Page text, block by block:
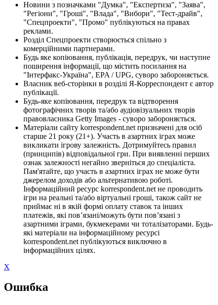
Новини з позначками "Думка", "Експертиза", "Заява",
"Регіони", "Гроші", "Влада", "Вибори", "Тест-драйв",
"Спецпроекти", "Промо" публікуються на правах
реклами.
Розділ Спецпроекти створюється спільно з
комерційними партнерами.
Будь яке копіювання, публікація, передрук, чи наступне
поширення інформації, що містить посилання на
"Інтерфакс-Україна", EPA / UPG, суворо забороняється.
Власник веб-сторінки в розділі Я-Корреспондент є автор
публікації.
Будь-яке копіювання, передрук та відтворення
фотографічних творів та/або аудіовізуальних творів
правовласника Getty Images - суворо забороняється.
Матеріали сайту korrespondent.net призначені для осіб
старше 21 року (21+). Участь в азартних іграх може
викликати ігрову залежність. Дотримуйтесь правил
(принципів) відповідальної гри. При виявленні перших
ознак залежності негайно зверніться до спеціаліста.
Пам'ятайте, що участь в азартних іграх не може бути
джерелом доходів або альтернативою роботі.
Інформаційний ресурс korrespondent.net не проводить
ігри на реальні та/або віртуальні гроші, також сайт не
приймає ні в якій формі оплату ставок та інших
платежів, які пов’язані/можуть бути пов’язані з
азартними іграми, букмекерами чи тоталізаторами. Будь-
які матеріали на інформаційному ресурсі
korrespondent.net публікуються виключно в
інформаційних цілях.
X
Ошибка